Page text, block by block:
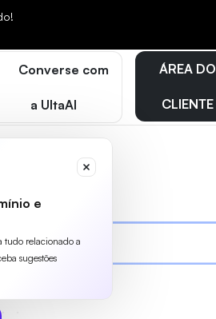
Converse com
a UltaAI
e
tudo relacionado a
sugestões
ÁREA DO
CLIENTE